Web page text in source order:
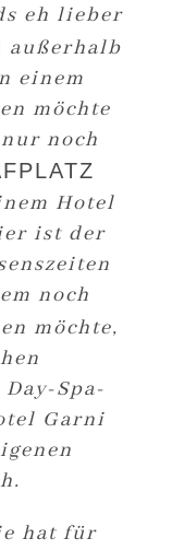
eh lieber
außerhalb
einem
möchte
noch
Hotel
ist der
noch
möchte,
Spa-
Garni
hat für